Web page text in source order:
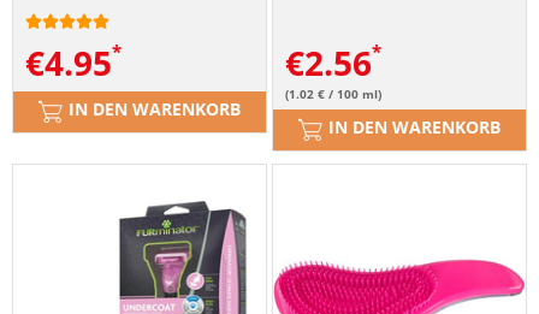
€4.95
IN DEN WARENKORB
€2.56
(1.02 € / 100 ml)
IN DEN WARENKORB